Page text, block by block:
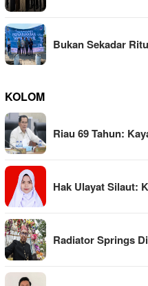
Bukan Sekadar
KOLOM
Riau 69 Tahun:
Hak Ulayat Silaut:
Radiator Springs